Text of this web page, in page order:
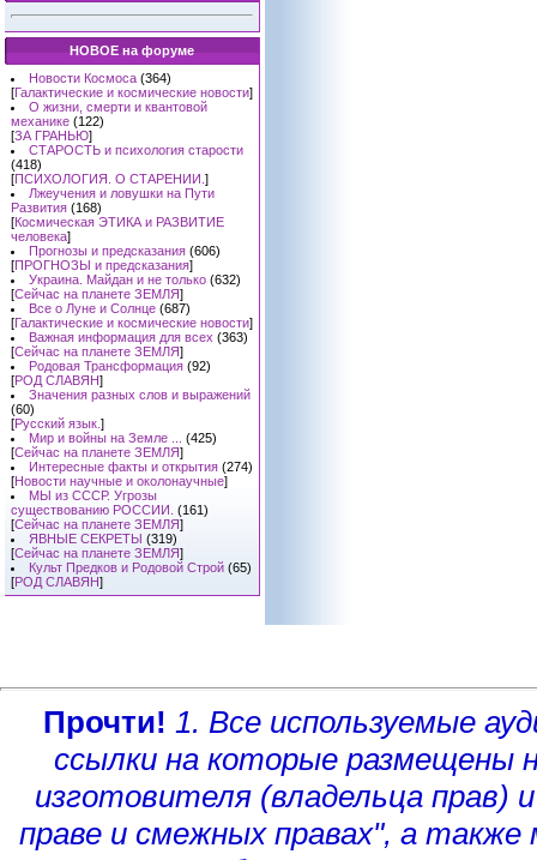
НОВОЕ на форуме
Новости Космоса (364)
[Галактические и космические новости]
О жизни, смерти и квантовой
механике (122)
[ЗА ГРАНЬЮ]
СТАРОСТЬ и психология старости
(418)
[ПСИХОЛОГИЯ. О СТАРЕНИИ. ]
Лжеучения и ловушки на Пути
Развития (168)
[Космическая ЭТИКА и РАЗВИТИЕ
человека]
Прогнозы и предсказания (606)
[ПРОГНОЗЫ и предсказания]
Украина. Майдан и не только (632)
[Сейчас на планете ЗЕМЛЯ]
Все о Луне и Солнце (687)
[Галактические и космические новости]
Важная информация для всех (363)
[Сейчас на планете ЗЕМЛЯ]
Родовая Трансформация (92)
[РОД СЛАВЯН]
Значения разных слов и выражений
(60)
[Русский язык. ]
Мир и войны на Земле ...
(425)
[Сейчас на планете ЗЕМЛЯ]
Интересные факты и открытия (274)
[Новости научные и околонаучные]
МЫ из СССР. Угрозы
существованию РОССИИ. (161)
[Сейчас на планете ЗЕМЛЯ]
ЯВНЫЕ СЕКРЕТЫ (319)
[Сейчас на планете ЗЕМЛЯ]
Культ Предков и Родовой Строй (65)
[РОД СЛАВЯН]
Прочти! 1. Все используемые
ссылки на которые размещены
изготовителя (владельца прав)
праве и смежных правах", а